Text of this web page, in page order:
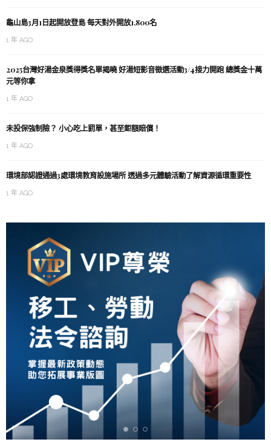
龜山島3月1日起開放登島 每天對外開放1,800名
1 年 AGO
2025台灣好湯金泉獎得獎名單揭曉 好湯短影音徵選活動3/4接力開跑 總獎金十萬
元等你拿
1 年 AGO
未投保強制險？ 小心吃上罰單，甚至鉅額賠償！
1 年 AGO
環境部認證通過3處環境教育設施場所 透過多元體驗活動了解資源循環重要性
1 年 AGO